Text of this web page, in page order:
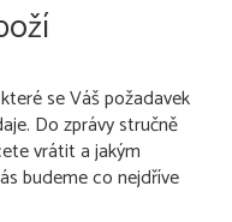
se Váš požadavek
Do zprávy stručně
vrátit a jakým
budeme co nejdříve